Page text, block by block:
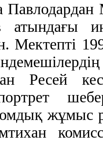
Мектепті
Ресей
жұмыс